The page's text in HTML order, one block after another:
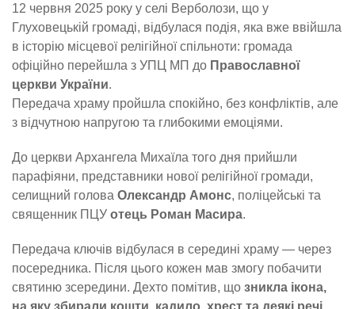
12 червня 2025 року у селі Верболози, що у
Глуховецькій громаді, відбулася подія, яка вже ввійшла
в історію місцевої релігійної спільноти: громада
офіційно перейшла з УПЦ МП до Православної
церкви України.
Передача храму пройшла спокійно, без конфліктів, але
з відчутною напругою та глибокими емоціями.
До церкви Архангела Михаїла того дня прийшли
парафіяни, представники нової релігійної громади,
селищний голова Олександр Амонс, поліцейські та
священник ПЦУ отець Роман Масира.
Передача ключів відбулася в середині храму — через
посередника. Після цього кожен мав змогу побачити
святиню зсередини. Дехто помітив, що зникла ікона,
на яку збирали кошти, кадило, хрест та деякі речі